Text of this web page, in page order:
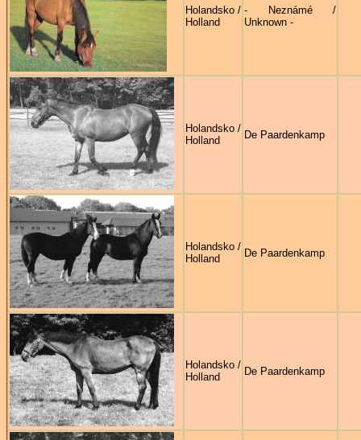
Holandsko /
Holland
- Neznámé /
Unknown -
Holandsko /
Holland
De Paardenkamp
Holandsko /
Holland
De Paardenkamp
Holandsko /
Holland
De Paardenkamp